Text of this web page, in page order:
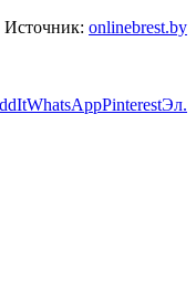
Источник: onlinebrest.by
WhatsAppPinterestЭл.